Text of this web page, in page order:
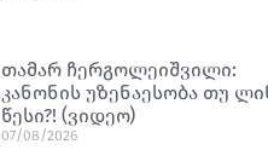
თამარ ჩერგოლეიშვილი:
კანონის უზენაესობა თუ
წესი?! (ვიდეო)
07/08/2026